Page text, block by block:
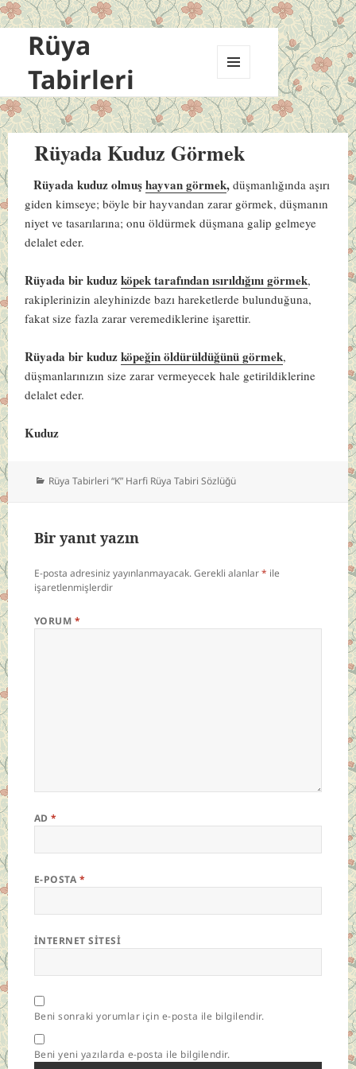
Rüya
Tabirleri
VE
BILEŞENLER
Rüyada Kuduz Görmek
Rüyada kuduz olmuşhayvan görmek, düşmanlığında aşırı
giden kimseye; böyle bir hayvandan zarar görmek, düşmanın
niyet ve tasarılarına; onu öldürmek düşmana galip gelmeye
delalet eder.
Rüyada bir kuduzköpek tarafından ısırıldığını görmek,
rakiplerinizin aleyhinizde bazı hareketlerde bulunduğuna,
fakat size fazla zarar veremediklerine işarettir.
Rüyada bir kuduzköpeğin öldürüldüğünü görmek,
düşmanlarınızın size zarar vermeyecek hale getirildiklerine
delalet eder.
Kuduz
Kategoriler
Rüya Tabirleri “K” Harfi Rüya Tabiri Sözlüğü
Bir yanıt yazın
E-posta adresiniz yayınlanmayacak.Gerekli alanlar* ile
işaretlenmişlerdir
YORUM *
AD*
E-POSTA *
İNTERNET SITESI
Beni sonraki yorumlar için e-posta ile bilgilendir.
Beni yeni yazılarda e-posta ile bilgilendir.